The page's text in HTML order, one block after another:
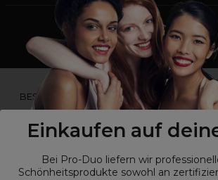
Einkaufen auf
Bei Pro-Duo liefern wir
Schönheitsprodukte sowohl an
*Du bist kein Profikunde?
BESUCHE
UNSERE WEBSEITE FÜR